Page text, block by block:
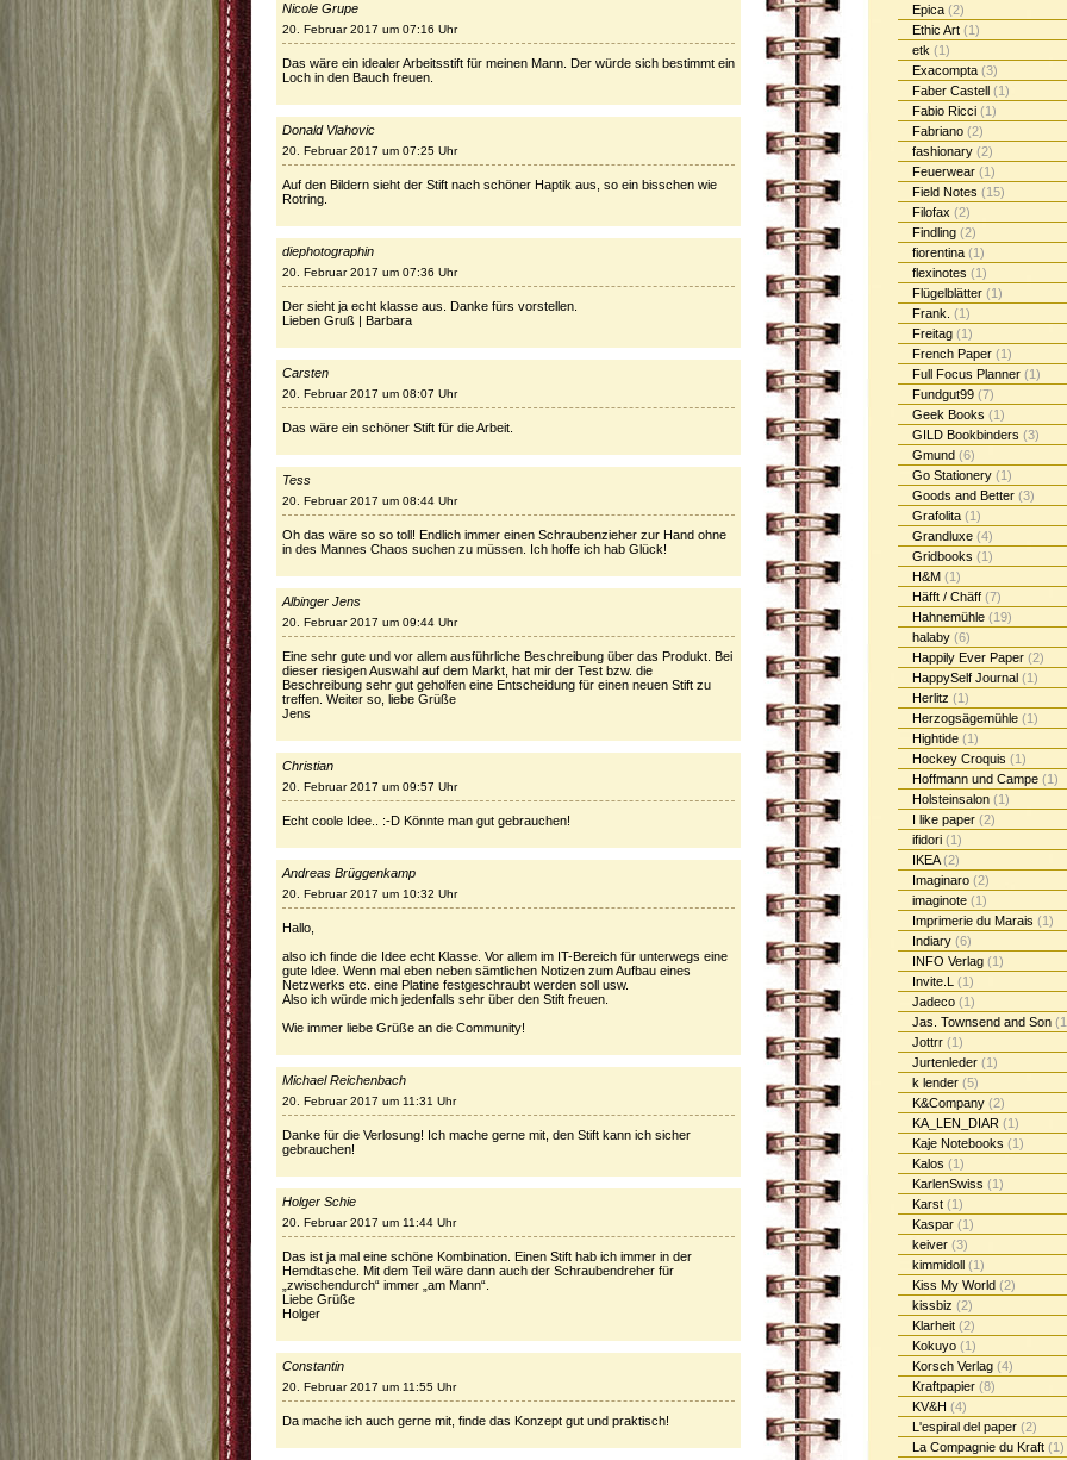
Epica (2)
Ethic Art (1)
etk (1)
Exacompta (3)
Faber Castell (1)
Fabio Ricci (1)
Fabriano (2)
fashionary (2)
Feuerwear (1)
Field Notes (15)
Filofax (2)
Findling (2)
fiorentina (1)
flexinotes (1)
Flügelblätter (1)
Frank. (1)
Freitag (1)
French Paper (1)
Full Focus Planner (1)
Fundgut99 (7)
Geek Books (1)
GILD Bookbinders (3)
Gmund (6)
Go Stationery (1)
Goods and Better (3)
Grafolita (1)
Grandluxe (4)
Gridbooks (1)
H&M (1)
Häfft / Chäff (7)
Hahnemühle (19)
halaby (6)
Happily Ever Paper (2)
HappySelf Journal (1)
Herlitz (1)
Herzogsägemühle (1)
Hightide (1)
Hockey Croquis (1)
Hoffmann und Campe (1)
Holsteinsalon (1)
I like paper (2)
ifidori (1)
IKEA(2)
Imaginaro (2)
imaginote (1)
Imprimerie du Marais (1)
Indiary (6)
INFO Verlag (1)
Invite.L (1)
Jadeco (1)
Jas. Townsend and Son
Jottrr (1)
Jurtenleder (1)
k lender (5)
K&Company (2)
KA_LEN_DIAR (1)
Kaje Notebooks (1)
Kalos (1)
KarlenSwiss (1)
Karst (1)
Kaspar (1)
keiver (3)
kimmidoll (1)
Kiss My World (2)
kissbiz (2)
Klarheit (2)
Kokuyo (1)
Korsch Verlag (4)
Kraftpapier (8)
KV&H (4)
L'espiral del paper (2)
La Compagnie du Kraft (1)
Nicole Grupe
20. Februar 2017 um 07:16 Uhr
Das wäre ein idealer Arbeitsstift für meinen Mann. Der würde sich bestimmt ein
Loch in den Bauch freuen.
Donald Vlahovic
20. Februar 2017 um 07:25 Uhr
Auf den Bildern sieht der Stift nach schöner Haptik aus, so ein bisschen wie
Rotring.
diephotographin
20. Februar 2017 um 07:36 Uhr
Der sieht ja echt klasse aus. Danke fürs vorstellen.
Lieben Gruß | Barbara
Carsten
20. Februar 2017 um 08:07 Uhr
Das wäre ein schöner Stift für die Arbeit.
Tess
20. Februar 2017 um 08:44 Uhr
Oh das wäre so so toll! Endlich immer einen Schraubenzieher zur Hand ohne
in des Mannes Chaos suchen zu müssen. Ich hoffe ich hab Glück!
Albinger Jens
20. Februar 2017 um 09:44 Uhr
Eine sehr gute und vor allem ausführliche Beschreibung über das Produkt. Bei
dieser riesigen Auswahl auf dem Markt, hat mir der Test bzw. die
Beschreibung sehr gut geholfen eine Entscheidung für einen neuen Stift zu
treffen. Weiter so, liebe Grüße
Jens
Christian
20. Februar 2017 um 09:57 Uhr
Echt coole Idee.. :-D Könnte man gut gebrauchen!
Andreas Brüggenkamp
20. Februar 2017 um 10:32 Uhr
Hallo,
also ich finde die Idee echt Klasse. Vor allem im IT-Bereich für unterwegs eine
gute Idee. Wenn mal eben neben sämtlichen Notizen zum Aufbau eines
Netzwerks etc. eine Platine festgeschraubt werden soll usw.
Also ich würde mich jedenfalls sehr über den Stift freuen.
Wie immer liebe Grüße an die Community!
Michael Reichenbach
20. Februar 2017 um 11:31 Uhr
Danke für die Verlosung! Ich mache gerne mit, den Stift kann ich sicher
gebrauchen!
Holger Schie
20. Februar 2017 um 11:44 Uhr
Das ist ja mal eine schöne Kombination. Einen Stift hab ich immer in der
Hemdtasche. Mit dem Teil wäre dann auch der Schraubendreher für
„zwischendurch“ immer „am Mann“.
Liebe Grüße
Holger
Constantin
20. Februar 2017 um 11:55 Uhr
Da mache ich auch gerne mit, finde das Konzept gut und praktisch!